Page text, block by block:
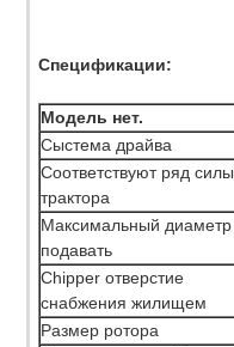
Спецификации:
Модель нет.
Сыстема драйва
Соответствуют ряд силы
трактора
Максимальный диаметр
подавать
Chipper отверстие
снабжения жилищем
Размер ротора